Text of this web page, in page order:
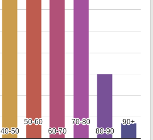
40-50
40-50
50-60
50-60
60-70
60-70
70-80
70-80
80-90
80-90
90+
90+